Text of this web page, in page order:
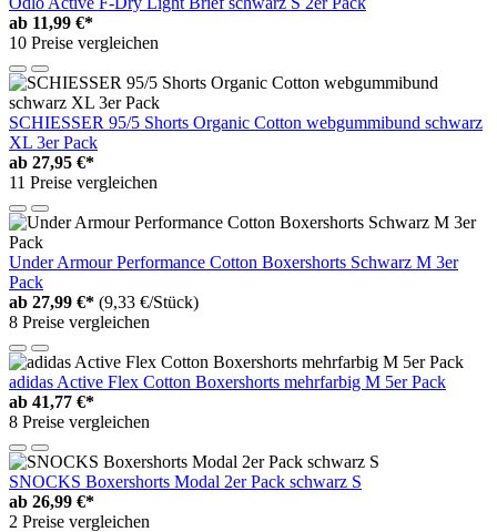
ab 11,99 €*
10 Preise vergleichen
SCHIESSER 95/5 Shorts Organic Cotton webgummibund schwarz
XL 3er Pack
ab 27,95 €*
11 Preise vergleichen
Under Armour Performance Cotton Boxershorts Schwarz M 3er
Pack
ab 27,99 €* (9,33 €/Stück)
8 Preise vergleichen
adidas Active Flex Cotton Boxershorts mehrfarbig M 5er Pack
ab 41,77 €*
8 Preise vergleichen
SNOCKS Boxershorts Modal 2er Pack schwarz S
ab 26,99 €*
2 Preise vergleichen